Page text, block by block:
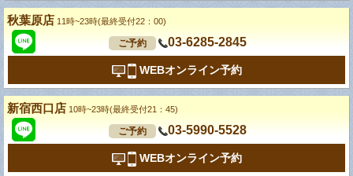
秋葉原店 11時~23時(最終受付22：00)
ご予約 03-6285-2845
WEBオンライン予約
新宿西口店 10時~23時(最終受付21：45)
ご予約 03-5990-5528
WEBオンライン予約